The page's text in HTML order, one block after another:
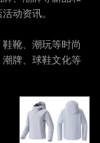
动资讯。
靴、潮玩等时尚
牌、球鞋文化等